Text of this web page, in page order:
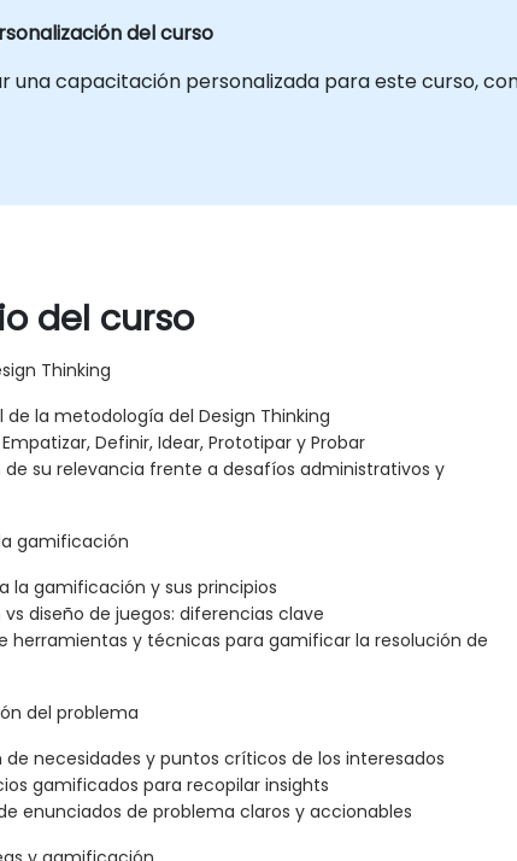
del curso
una capacitación personalizada para este curso,
del curso
Thinking
de la metodología del Design Thinking
Definir, Idear, Prototipar y Probar
de su relevancia frente a desafíos administrativos y
gamificación
la gamificación y sus principios
diseño de juegos: diferencias clave
herramientas y técnicas para gamificar la resolución de
del problema
necesidades y puntos críticos de los interesados
gamificados para recopilar insights
enunciados de problema claros y accionables